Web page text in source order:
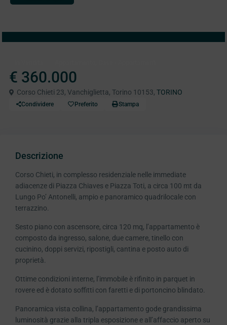
€ 360.000
Corso Chieti 23, Vanchiglietta, Torino 10153, TORINO
Condividere Preferito Stampa
Descrizione
Corso Chieti, in complesso residenziale nelle immediate
adiacenze di Piazza Chiaves e Piazza Toti, a circa 100 mt da
Lungo Po’ Antonelli, ampio e panoramico quadrilocale con
terrazzino.
Sesto piano con ascensore, circa 120 mq, l’appartamento è
composto da ingresso, salone, due camere, tinello con
cucinino, doppi servizi, ripostigli, cantina e posto auto di
proprietà.
Ottime condizioni interne, l’immobile è rifinito in parquet in
rovere ed è dotato soffitti con faretti e di portoncino blindato.
Panoramica vista collina, l’appartamento gode grandissima
luminosità grazie alla tripla esposizione e all’affaccio aperto su